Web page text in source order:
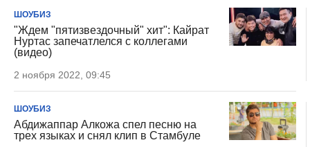
ШОУБИЗ
"Ждем "пятизвездочный" хит": Кайрат
Нуртас запечатлелся с коллегами
(видео)
2 ноября 2022, 09:45
ШОУБИЗ
Абдижаппар Алкожа спел песню на
трех языках и снял клип в Стамбуле